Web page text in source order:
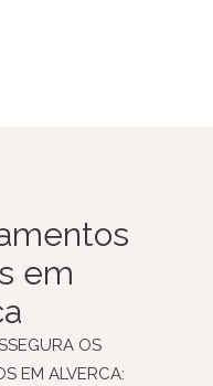
em
OS
EM ALVERCA: